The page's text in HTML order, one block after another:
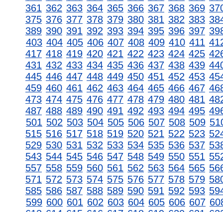
361 362 363 364 365 366 367 368 369
375 376 377 378 379 380 381 382 383
389 390 391 392 393 394 395 396 397
403 404 405 406 407 408 409 410 411
417 418 419 420 421 422 423 424 425
431 432 433 434 435 436 437 438 439
445 446 447 448 449 450 451 452 453
459 460 461 462 463 464 465 466 467
473 474 475 476 477 478 479 480 481
487 488 489 490 491 492 493 494 495
501 502 503 504 505 506 507 508 509
515 516 517 518 519 520 521 522 523
529 530 531 532 533 534 535 536 537
543 544 545 546 547 548 549 550 551
557 558 559 560 561 562 563 564 565
571 572 573 574 575 576 577 578 579
585 586 587 588 589 590 591 592 593
599 600 601 602 603 604 605 606 607